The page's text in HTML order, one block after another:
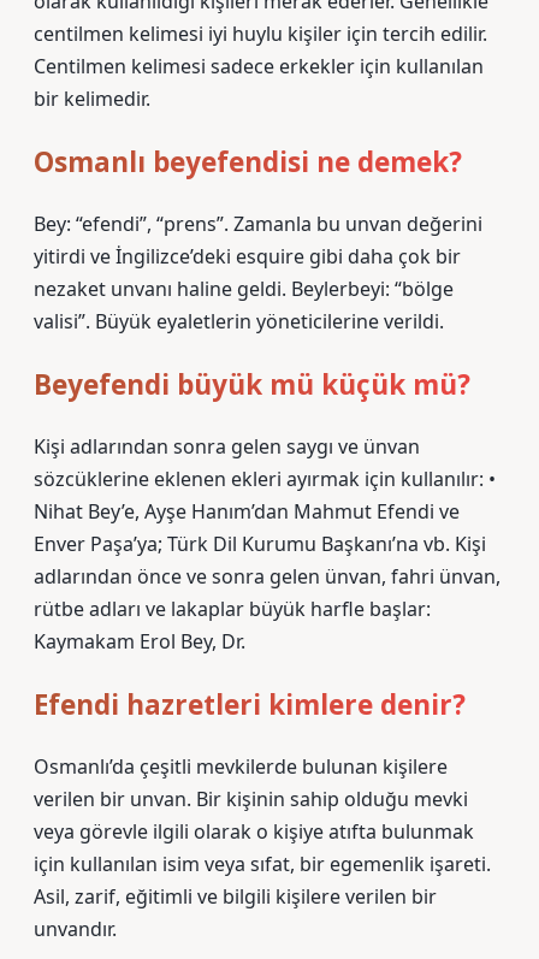
centilmen kelimesi iyi huylu kişiler için tercih edilir.
Centilmen kelimesi sadece erkekler için kullanılan
bir kelimedir.
Osmanlı beyefendisi ne demek?
Bey: “efendi”, “prens”. Zamanla bu unvan değerini
yitirdi ve İngilizce’deki esquire gibi daha çok bir
nezaket unvanı haline geldi. Beylerbeyi: “bölge
valisi”. Büyük eyaletlerin yöneticilerine verildi.
Beyefendi büyük mü küçük mü?
Kişi adlarından sonra gelen saygı ve ünvan
sözcüklerine eklenen ekleri ayırmak için kullanılır: •
Nihat Bey’e, Ayşe Hanım’dan Mahmut Efendi ve
Enver Paşa’ya; Türk Dil Kurumu Başkanı’na vb. Kişi
adlarından önce ve sonra gelen ünvan, fahri ünvan,
rütbe adları ve lakaplar büyük harfle başlar:
Kaymakam Erol Bey, Dr.
Efendi hazretleri kimlere denir?
Osmanlı’da çeşitli mevkilerde bulunan kişilere
verilen bir unvan. Bir kişinin sahip olduğu mevki
veya görevle ilgili olarak o kişiye atıfta bulunmak
için kullanılan isim veya sıfat, bir egemenlik işareti.
Asil, zarif, eğitimli ve bilgili kişilere verilen bir
unvandır.